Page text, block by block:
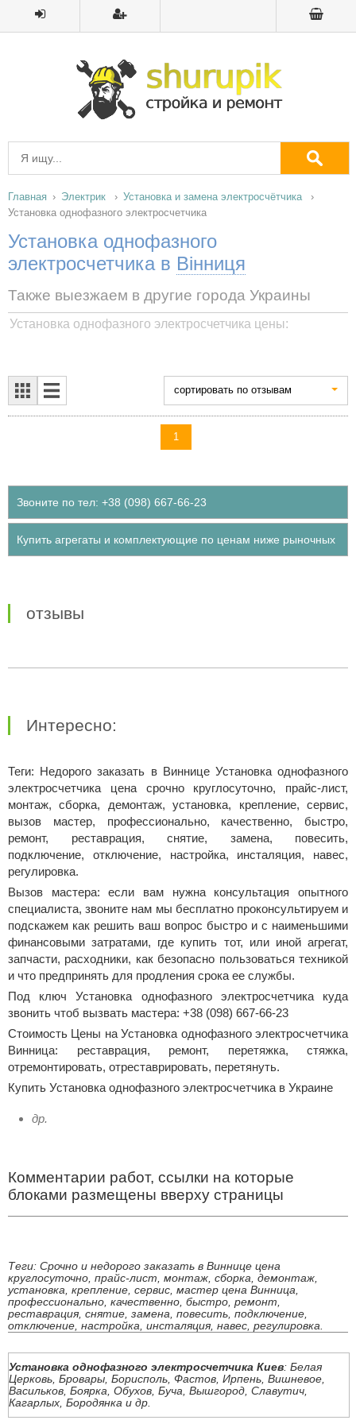
Главная Электрик
Установка и замена электросчётчика
Установка однофазного электросчетчика
Установка однофазного
электросчетчика в Вінниця
Также выезжаем в другие города Украины
Установка однофазного электросчетчика цены:
cортировать по отзывам
1
Звоните по тел: +38 (098) 667-66-23
Купить агрегаты и комплектующие по ценам ниже рыночных
отзывы
Интересно:
Теги: Недорого заказать в Виннице Установка однофазного
электросчетчика цена срочно круглосуточно, прайс-лист,
монтаж, сборка, демонтаж, установка, крепление, сервис,
вызов мастер, профессионально, качественно, быстро,
ремонт, реставрация, снятие, замена, повесить,
подключение, отключение, настройка, инсталяция, навес,
регулировка.
Вызов мастера: если вам нужна консультация опытного
специалиста, звоните нам мы бесплатно проконсультируем и
подскажем как решить ваш вопрос быстро и с наименьшими
финансовыми затратами, где купить тот, или иной агрегат,
запчасти, расходники, как безопасно пользоваться техникой
и что предпринять для продления срока ее службы.
Под ключ Установка однофазного электросчетчика куда
звонить чтоб вызвать мастера: +38 (098) 667-66-23
Стоимость Цены на Установка однофазного электросчетчика
Винница: реставрация, ремонт, перетяжка, стяжка,
отремонтировать, отреставрировать, перетянуть.
Купить Установка однофазного электросчетчика в Украине
др.
Комментарии работ, ссылки на которые
блоками размещены вверху страницы
Теги: Срочно и недорого заказать в Виннице цена
круглосуточно, прайс-лист, монтаж, сборка, демонтаж,
установка, крепление, сервис, мастер цена Винница,
профессионально, качественно, быстро, ремонт,
реставрация, снятие, замена, повесить, подключение,
отключение, настройка, инсталяция, навес, регулировка.
Установка однофазного электросчетчика Киев: Белая
Церковь, Бровары, Борисполь, Фастов, Ирпень, Вишневое,
Васильков, Боярка, Обухов, Буча, Вышгород, Славутич,
Кагарлых, Бородянка и др.